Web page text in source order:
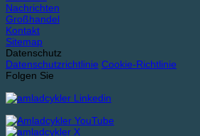
Nachrichten
Großhandel
Kontakt
Sitemap
Datenschutz
Datenschutzrichtlinie Cookie-Richtlinie
Folgen Sie